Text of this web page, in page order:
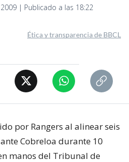
| Publicado a las 18:22
Ética y transparencia de BBCL
por Rangers al alinear seis
Cobreloa durante 10
manos del Tribunal de